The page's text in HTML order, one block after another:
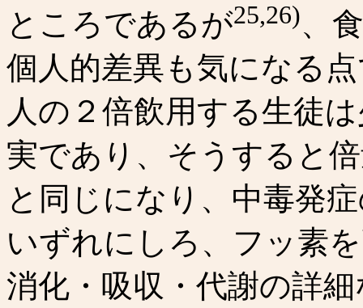
ところであるが25,26)、
個人的差異も気になる
人の２倍飲用する生徒
実であり、そうすると
と同じになり、中毒発
いずれにしろ、フッ素
消化・吸収・代謝の詳